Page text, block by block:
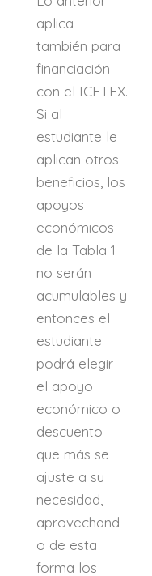
aplica
también para
financiación
con el ICETEX.
Si al
estudiante le
aplican otros
beneficios, los
apoyos
económicos
de la Tabla 1
no serán
acumulables y
entonces el
estudiante
podrá elegir
el apoyo
económico o
descuento
que más se
ajuste a su
necesidad,
aprovechand
o de esta
forma los